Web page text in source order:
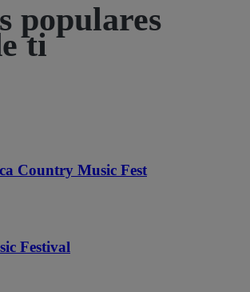
populares
ti
Country Music Fest
Festival